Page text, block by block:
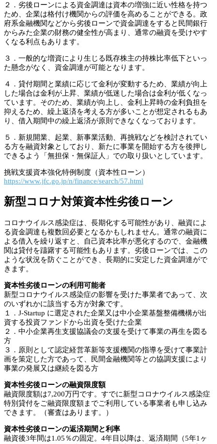
２．劣後ローンによる資金調達は資本の増強に近い性格を持つ
ため、企業は格付け機関からの評価を高めることができる。政
府系金融機関などから劣後ローンで資金調達をすると民間銀行
からみた企業の財務の健全性が高まり、通常の融資を受けやす
くなる利点もあります。
３．一般的な増資により生じる既存株主の持株比率低下といっ
た懸念がなく、資金調達が可能となります。
４．貸付期間と業績に応じて金利が変動するため、業績が向上
した場合は金利が上昇、業績が低迷した場合は金利が低くなっ
ています。そのため、業績が向上し、金利上昇時の金利負担を
抑えるため、繰上返済を考える方が多いことが想定されるもあ
り、借入期間中の繰上返済が原則できなくなっております。
５．新規開業、起業、新事業活動、再挑戦などを検討されてい
る方を融資対象としており、新たに事業を開始する方を後押し
できるよう「無担保・無保証人」での取り扱いとしています。
挑戦支援資本強化特例制度（資本性ローン）
https://www.jfc.go.jp/n/finance/search/57.html
新型コロナ対策資本性劣後ローン
コロナウイルス感染症は、長期化する可能性があり、融資によ
る資金調達も複数回必要となるかもしれません。通常の融資に
よる借入を繰り返すと、自己資本比率が悪化するので、金融機
関は貸付を躊躇する可能性もあります。劣後ローンでは、この
ような状況を防ぐことができ、長期的に安定した資金調達がで
きます。
資本性劣後ローンの利用可能者
新型コロナウイルス感染症の影響を受けた事業者であって、次
のいずれかに該当する方が対象です。
１．J-Startup に選定された企業又は中小企業基盤整備機構が出
資する投資ファンドから出資を受けた企業
２．中小企業再生支援協議会の支援を受けて事業の再生を図る
方
３．原則として認定経営革新等支援機関の指導を受けて事業計
画を策定した方であって、民間金融機関等との協調支援により
事業の発展又は継続を図る方
資本性劣後ローンの融資限度額
融資限度額は7,200万円です。すでに新型コロナウイルス感染症
特別貸付をご融資限度額までご利用している事業者も申し込み
できます。（審査はあります。）
資本性劣後ローンの返済期間と利率
融資後3年間は1.05％の固定。4年目以降は、返済期間（5年1ヶ